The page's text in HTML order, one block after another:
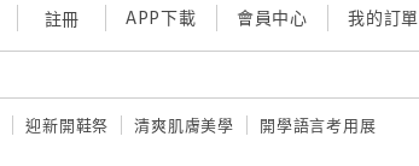
註冊 APP下載 會員中心 我的訂單
迎新開鞋祭 清爽肌膚美學 開學語言考用展